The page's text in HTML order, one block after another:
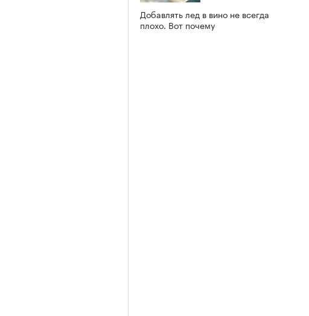
Добавлять лед в вино не всегда
плохо. Вот почему